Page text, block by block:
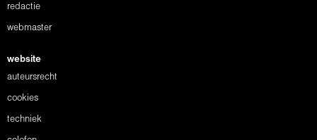
redactie
webmaster
website
auteursrecht
cookies
techniek